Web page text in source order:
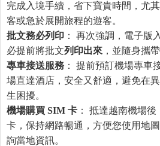
完成入境手續，省下寶貴時間，尤
客或急於展開旅程的遊客。
批文務必列印 ： 再次強調，電子版
必提前將批文列印出來 ，並隨身攜帶
專車接送服務 ： 提前預訂機場專車
場直達酒店，安全又舒適，避免在
生困擾。
機場購買 SIM 卡 ： 抵達越南機場
卡，保持網路暢通，方便您使用地
詢當地資訊。